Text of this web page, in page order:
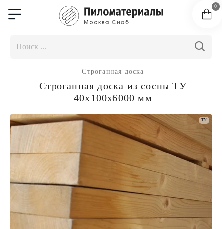
0
Строганная доска
Строганная доска из сосны ТУ
40x100x6000 мм
ТУ